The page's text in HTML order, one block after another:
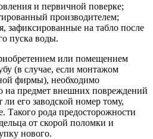
и первичной поверке;
производителем;
зафиксированные на табло после
пуска воды.
или помещением
(в случае, если монтажом
фирмы), необходимо
на предмет внешних повреждений
ли его заводской номер тому,
Такого рода предосторожности
от скорой поломки и
нового.